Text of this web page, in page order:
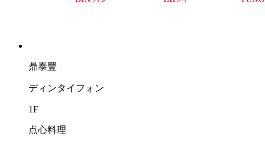
鼎泰豐
ディンタイフォン
1F
点心料理